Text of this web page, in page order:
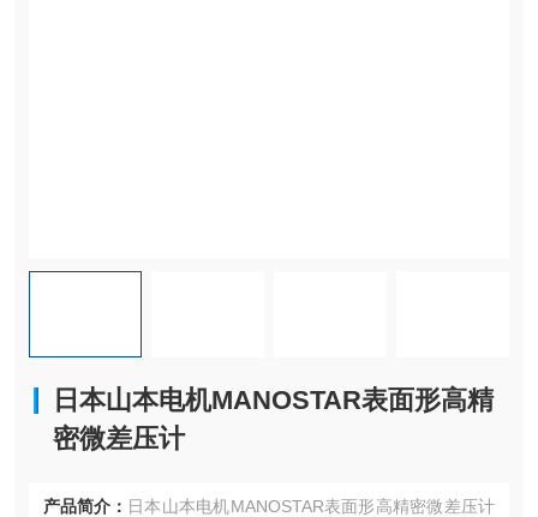
日本山本电机MANOSTAR表面形高精
密微差压计
产品简介： 日本山本电机MANOSTAR表面形高精密微差压计